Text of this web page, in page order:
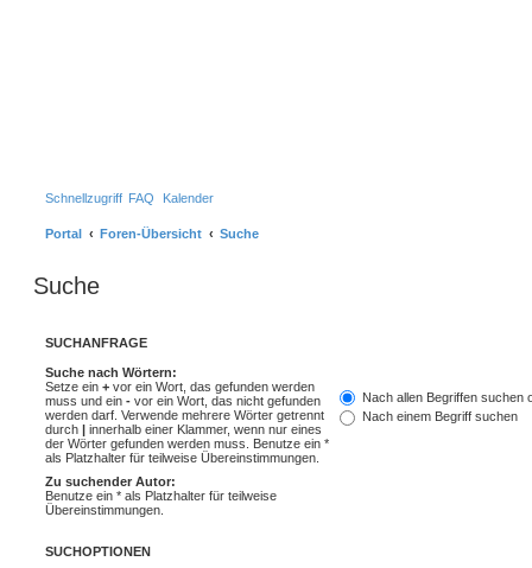
Schnellzugriff FAQ Kalender
Portal Foren-Übersicht Suche
Suche
SUCHANFRAGE
Suche nach Wörtern:
Setze ein + vor ein Wort, das gefunden werden
muss und ein - vor ein Wort, das nicht gefunden
werden darf. Verwende mehrere Wörter getrennt
durch | innerhalb einer Klammer, wenn nur eines
der Wörter gefunden werden muss. Benutze ein *
als Platzhalter für teilweise Übereinstimmungen.
Nach allen Begriffen suchen
Nach einem Begriff suchen
Zu suchender Autor:
Benutze ein * als Platzhalter für teilweise
Übereinstimmungen.
SUCHOPTIONEN